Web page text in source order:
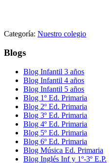
Categoría: Nuestro colegio
Blogs
Blog Infantil 3 años
Blog Infantil 4 años
Blog Infantil 5 años
Blog 1º Ed. Primaria
Blog 2º Ed. Primaria
Blog 3º Ed. Primaria
Blog 4º Ed. Primaria
Blog 5º Ed. Primaria
Blog 6º Ed. Primaria
Blog Música Ed. Primaria
Blog Inglés Inf y 1º-3º E.P.